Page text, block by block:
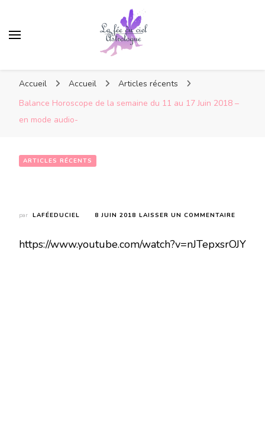
Accueil Accueil
Articles récents
Balance Horoscope de la semaine du 11 au 17 Juin 2018 –
en mode audio-
ARTICLES RÉCENTS
par LAFÉEDUCIEL 8 JUIN 2018 LAISSER UN COMMENTAIRE
DE
https://www.youtube.com/watch?v=nJTepxsrOJY